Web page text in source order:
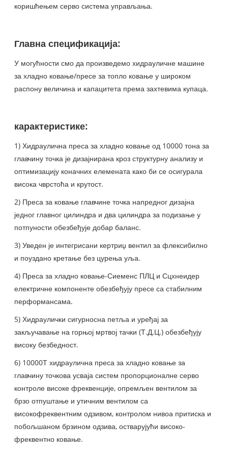
коришћењем серво система управљања.
Главна спецификација:
У могућности смо да произведемо хидрауличне машине
за хладно ковање/пресе за топло ковање у широком
распону величина и капацитета према захтевима купаца.
карактеристике:
1) Хидраулична преса за хладно ковање од 10000 тона за
главчину точка је дизајнирана кроз структурну анализу и
оптимизацију коначних елемената како би се осигурала
висока чврстоћа и крутост.
2) Преса за ковање главчине точка напредног дизајна
једног главног цилиндра и два цилиндра за подизање у
потпуности обезбеђује добар баланс.
3) Уведен је интегрисани кертриџ вентил за флексибилно
и поуздано кретање без цурења уља.
4) Преса за хладно ковање-Сиеменс ПЛЦ и Сцхнеидер
електричне компоненте обезбеђују пресе са стабилним
перформансама.
5) Хидраулички сигурносна петља и уређај за
закључавање на горњој мртвој тачки (Т.Д.Ц.) обезбеђују
високу безбедност.
6) 10000Т хидраулична преса за хладно ковање за
главчину точкова усваја систем пропорционалне серво
контроле високе фреквенције, опремљен вентилом за
брзо отпуштање и утичним вентилом са
високофреквентним одзивом, контролом нивоа притиска и
побољшаном брзином одзива, остварујући високо-
фреквентно ковање.